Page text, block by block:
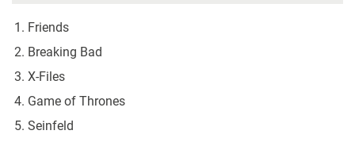
Friends
Breaking Bad
X-Files
Game of Thrones
Seinfeld